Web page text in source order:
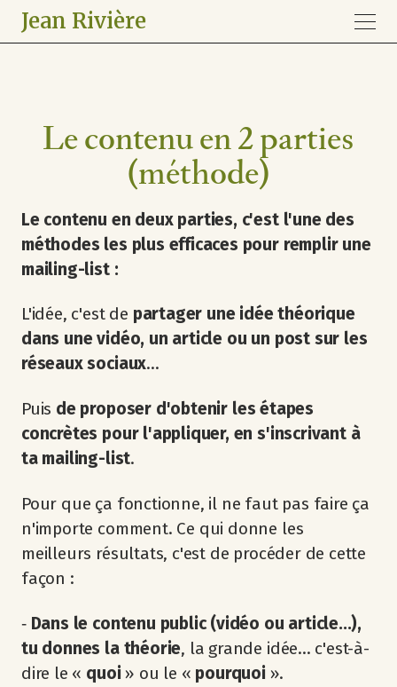
Jean Rivière
Le contenu en 2 parties
(méthode)
Le contenu en deux parties, c'est l'une des
méthodes les plus efficaces pour remplir une
mailing-list :
L'idée, c'est de partager une idée théorique
dans une vidéo, un article ou un post sur les
réseaux sociaux...
Puis de proposer d'obtenir les étapes
concrètes pour l'appliquer, en s'inscrivant à
ta mailing-list.
Pour que ça fonctionne, il ne faut pas faire ça
n'importe comment. Ce qui donne les
meilleurs résultats, c'est de procéder de cette
façon :
‐ Dans le contenu public (vidéo ou article...),
tu donnes la théorie, la grande idée... c'est-à-
dire le « quoi » ou le « pourquoi ».